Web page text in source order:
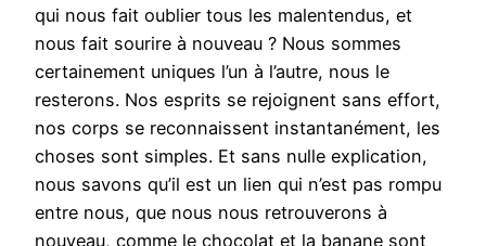
qui nous fait oublier tous les malentendus, et
nous fait sourire à nouveau ? Nous sommes
certainement uniques l’un à l’autre, nous le
resterons. Nos esprits se rejoignent sans effort,
nos corps se reconnaissent instantanément, les
choses sont simples. Et sans nulle explication,
nous savons qu’il est un lien qui n’est pas rompu
entre nous, que nous nous retrouverons à
nouveau, comme le chocolat et la banane sont